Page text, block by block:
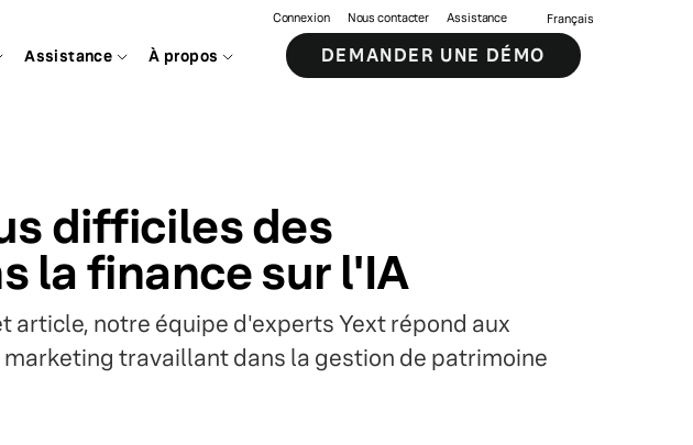
Assistance À propos
Connexion Nous contacter Assistance Français
DEMANDER UNE DÉMO
difficiles des
la finance sur l'IA
article, notre équipe d'experts Yext répond aux
travaillant dans la gestion de patrimoine